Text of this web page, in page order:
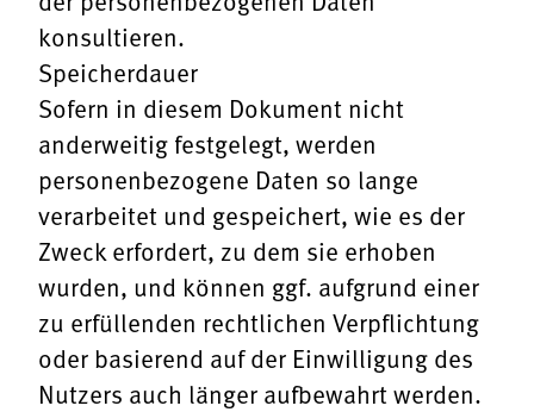
konsultieren.
Speicherdauer
Sofern in diesem Dokument nicht
anderweitig festgelegt, werden
personenbezogene Daten so lange
verarbeitet und gespeichert, wie es der
Zweck erfordert, zu dem sie erhoben
wurden, und können ggf. aufgrund einer
zu erfüllenden rechtlichen Verpflichtung
oder basierend auf der Einwilligung des
Nutzers auch länger aufbewahrt werden.